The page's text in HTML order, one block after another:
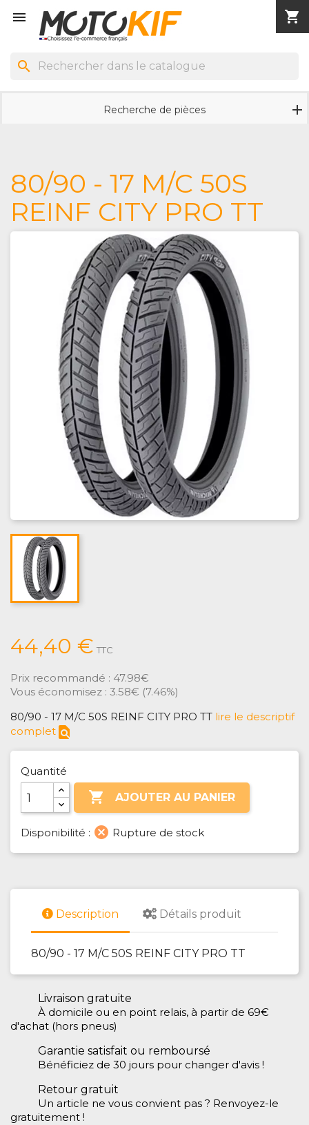
 shopping_cart
search
Recherche de pièces
80/90 - 17 M/C 50S
REINF CITY PRO TT
44,40 € TTC
Prix recommandé : 47.98€
Vous économisez : 3.58€ (7.46%)
80/90 - 17 M/C 50S REINF CITY PRO TT lire le descriptif
complet find_in_page
Quantité
 AJOUTER AU PANIER
Disponibilité : cancel Rupture de stock
Description Détails produit
80/90 - 17 M/C 50S REINF CITY PRO TT
Livraison gratuite
À domicile ou en point relais, à partir de 69€
d'achat (hors pneus)
Garantie satisfait ou remboursé
Bénéficiez de 30 jours pour changer d'avis !
Retour gratuit
Un article ne vous convient pas ? Renvoyez-le
gratuitement !